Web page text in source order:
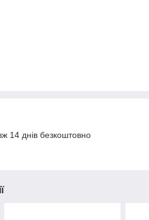
14 днів безкоштовно